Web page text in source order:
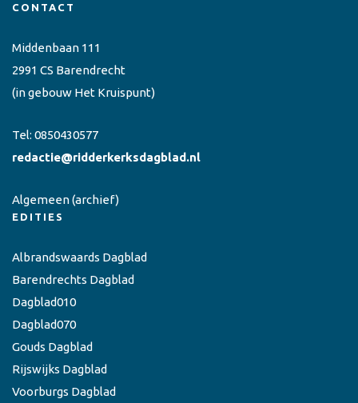
CONTACT
Middenbaan 111
2991 CS Barendrecht
(in gebouw Het Kruispunt)
Tel: 0850430577
redactie@ridderkerksdagblad.nl
Algemeen(archief)
EDITIES
Albrandswaards Dagblad
Barendrechts Dagblad
Dagblad010
Dagblad070
Gouds Dagblad
Rijswijks Dagblad
Voorburgs Dagblad